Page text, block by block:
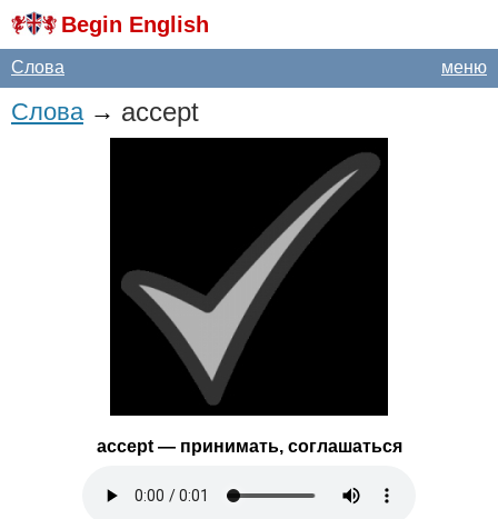
Begin English
меню
Слова
Слова→ accept
accept— принимать, соглашаться